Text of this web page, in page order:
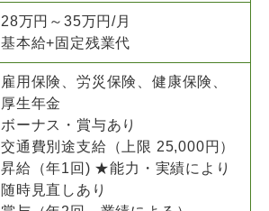
28万円～35万円/月
基本給+固定残業代
雇用保険、労災保険、健康保険、
厚生年金
ボーナス・賞与あり
交通費別途支給（上限 25,000円）
昇給（年1回) ★能力・実績により
随時見直しあり